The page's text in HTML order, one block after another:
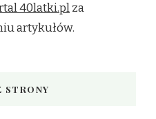
40latki.plza
artykułów.
STRONY